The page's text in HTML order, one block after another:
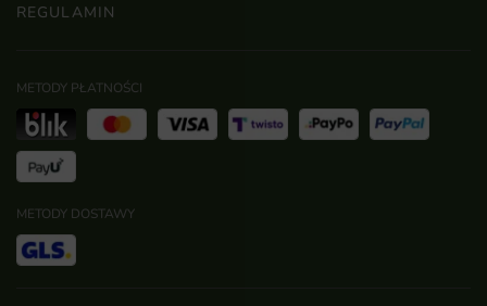
REGULAMIN
METODY PŁATNOŚCI
METODY DOSTAWY